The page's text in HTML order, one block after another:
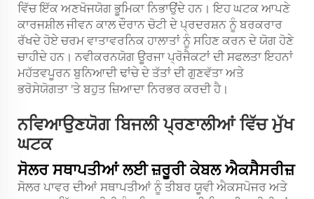
ਵਿੱਚ ਇੱਕ ਅਣਖੋਜਯੋਗ ਭੂਮਿਕਾ ਨਿਭਾਉਂਦੇ ਹਨ। ਇਹ ਘਟਕ ਆਪਣੇ
ਕਾਰਜਸ਼ੀਲ ਜੀਵਨ ਕਾਲ ਦੌਰਾਨ ਚੋਟੀ ਦੇ ਪ੍ਰਦਰਸ਼ਨ ਨੂੰ ਬਰਕਰਾਰ
ਰੱਖਦੇ ਹੋਏ ਚਰਮ ਵਾਤਾਵਰਨਿਕ ਹਾਲਾਤਾਂ ਨੂੰ ਸਹਿਣ ਕਰਨ ਦੇ ਯੋਗ ਹੋਣੇ
ਚਾਹੀਦੇ ਹਨ। ਨਵੀਕਰਨਯੋਗ ਊਰਜਾ ਪ੍ਰੋਜੈਕਟਾਂ ਦੀ ਸਫਲਤਾ ਇਹਨਾਂ
ਮਹੱਤਵਪੂਰਨ ਬੁਨਿਆਦੀ ਢਾਂਚੇ ਦੇ ਤੱਤਾਂ ਦੀ ਗੁਣਵੱਤਾ ਅਤੇ
ਭਰੋਸੇਯੋਗਤਾ 'ਤੇ ਬਹੁਤ ਜ਼ਿਆਦਾ ਨਿਰਭਰ ਕਰਦੀ ਹੈ।
ਨਵਿਆਉਣਯੋਗ ਬਿਜਲੀ ਪ੍ਰਣਾਲੀਆਂ ਵਿੱਚ ਮੁੱਖ
ਘਟਕ
ਸੋਲਰ ਸਥਾਪਤੀਆਂ ਲਈ ਜ਼ਰੂਰੀ ਕੇਬਲ ਐਕਸੈਸਰੀਜ਼
ਸੋਲਰ ਪਾਵਰ ਦੀਆਂ ਸਥਾਪਤੀਆਂ ਨੂੰ ਤੀਬਰ ਯੂਵੀ ਐਕਸਪੋਜਰ ਅਤੇ